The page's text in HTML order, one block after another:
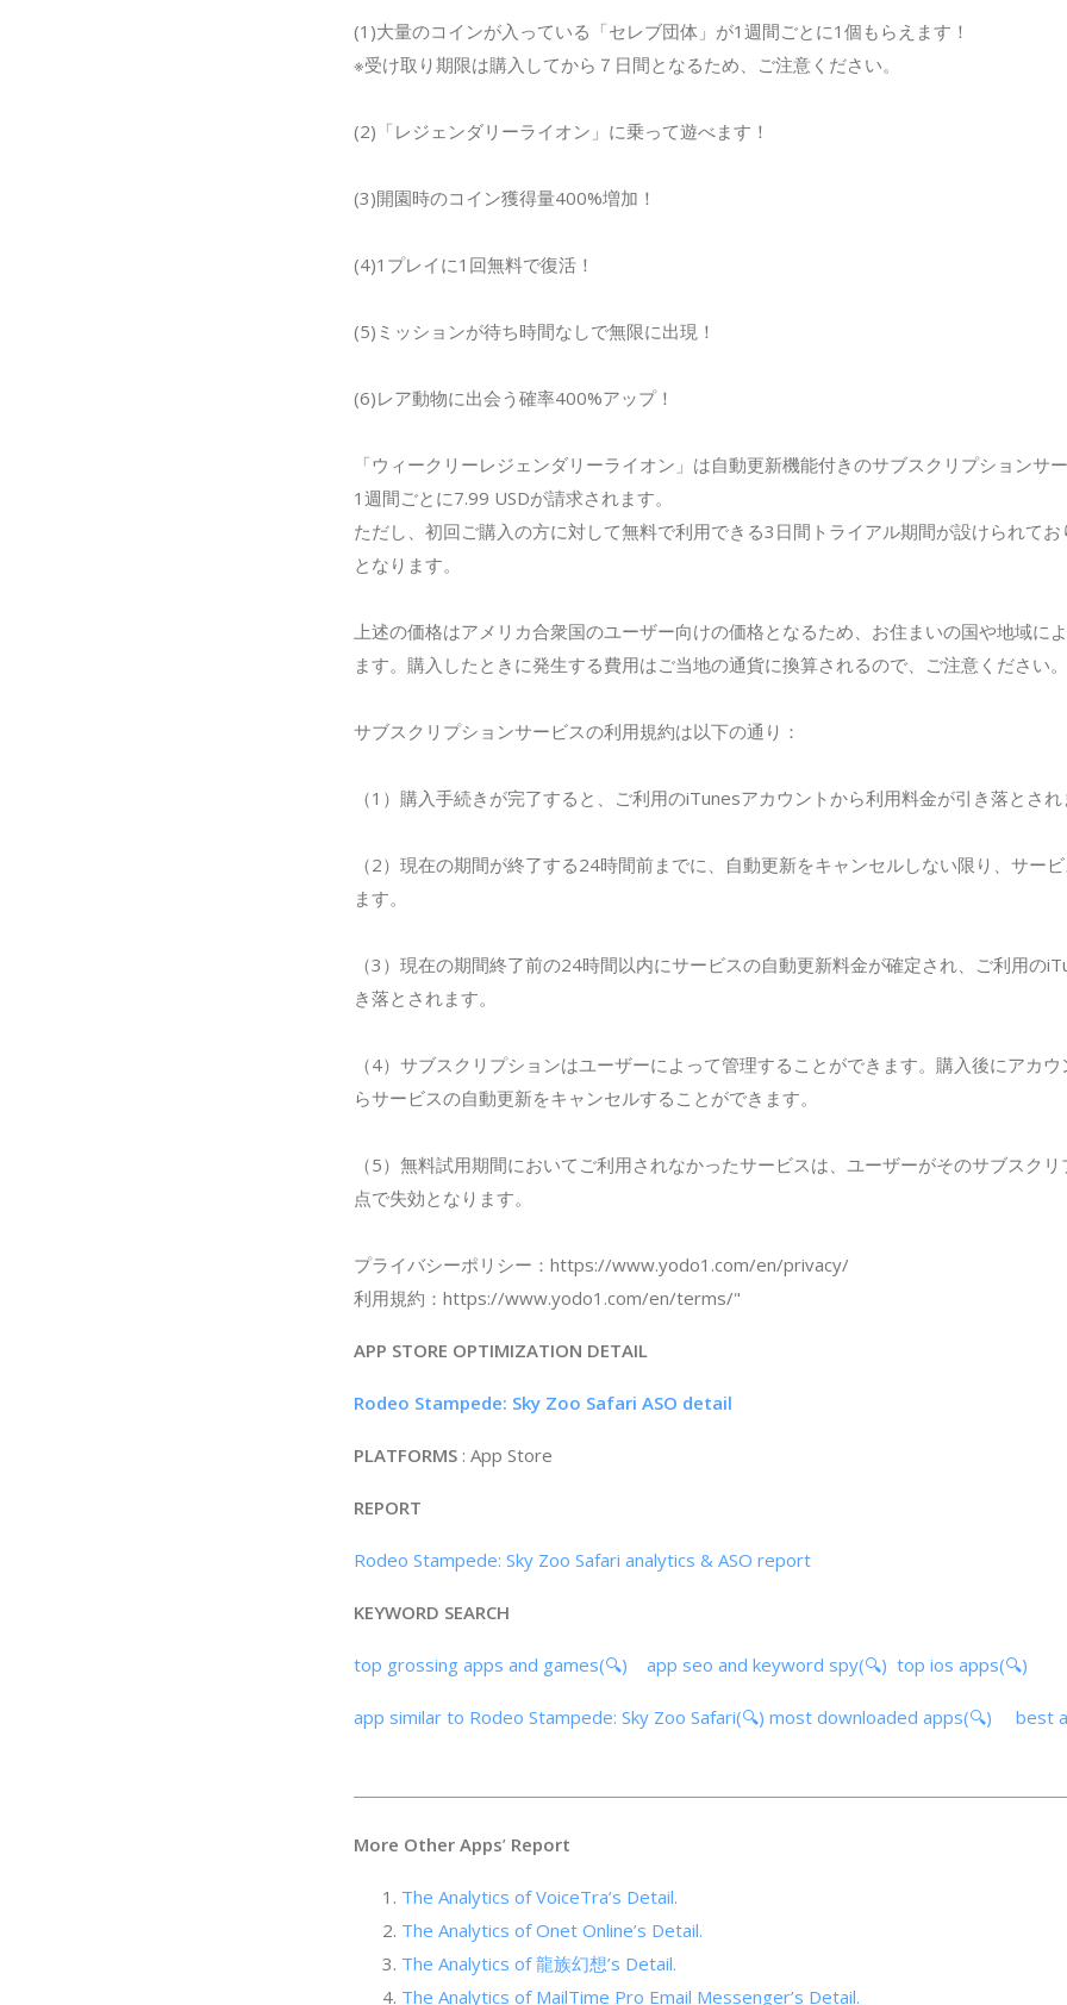
(1)大量のコインが入っている「セレブ団体」が1週間ごとに1個もらえます！
※受け取り期限は購入してから７日間となるため、ご注意ください。
(2)「レジェンダリーライオン」に乗って遊べます！
(3)開園時のコイン獲得量400%増加！
(4)1プレイに1回無料で復活！
(5)ミッションが待ち時間なしで無限に出現！
(6)レア動物に出会う確率400%アップ！
「ウィークリーレジェンダリーライオン」は自動更新機能付きのサブスクリプションサー
1週間ごとに7.99 USDが請求されます。
ただし、初回ご購入の方に対して無料で利用できる3日間トライアル期間が設けられて
となります。
上述の価格はアメリカ合衆国のユーザー向けの価格となるため、お住まいの国や地域に
ます。購入したときに発生する費用はご当地の通貨に換算されるので、ご注意ください。
サブスクリプションサービスの利用規約は以下の通り：
（1）購入手続きが完了すると、ご利用のiTunesアカウントから利用料金が引き落とされ
（2）現在の期間が終了する24時間前までに、自動更新をキャンセルしない限り、サー
ます。
（3）現在の期間終了前の24時間以内にサービスの自動更新料金が確定され、ご利用の
き落とされます。
（4）サブスクリプションはユーザーによって管理することができます。購入後にアカ
らサービスの自動更新をキャンセルすることができます。
（5）無料試用期間においてご利用されなかったサービスは、ユーザーがそのサブスク
点で失効となります。
プライバシーポリシー：https://www.yodo1.com/en/privacy/
利用規約：https://www.yodo1.com/en/terms/"
APP STORE OPTIMIZATION DETAIL
Rodeo Stampede: Sky Zoo Safari ASO detail
PLATFORMS : App Store
REPORT
Rodeo Stampede: Sky Zoo Safari analytics & ASO report
KEYWORD SEARCH
top grossing apps and games(🔍) app seo and keyword spy(🔍) top ios apps(🔍)
app similar to Rodeo Stampede: Sky Zoo Safari(🔍) most downloaded apps(🔍) best
More Other Apps’ Report
The Analytics of VoiceTra’s Detail.
The Analytics of Onet Online’s Detail.
The Analytics of 龍族幻想’s Detail.
The Analytics of MailTime Pro Email Messenger’s Detail.